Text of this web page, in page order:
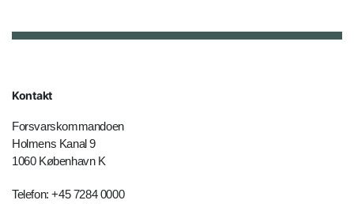
Kontakt
Forsvarskommandoen
Holmens Kanal 9
1060 København K
Telefon: +45 7284 0000